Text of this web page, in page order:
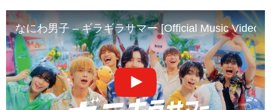
なにわ男子 – ギラギラサマー [Official Music Video]